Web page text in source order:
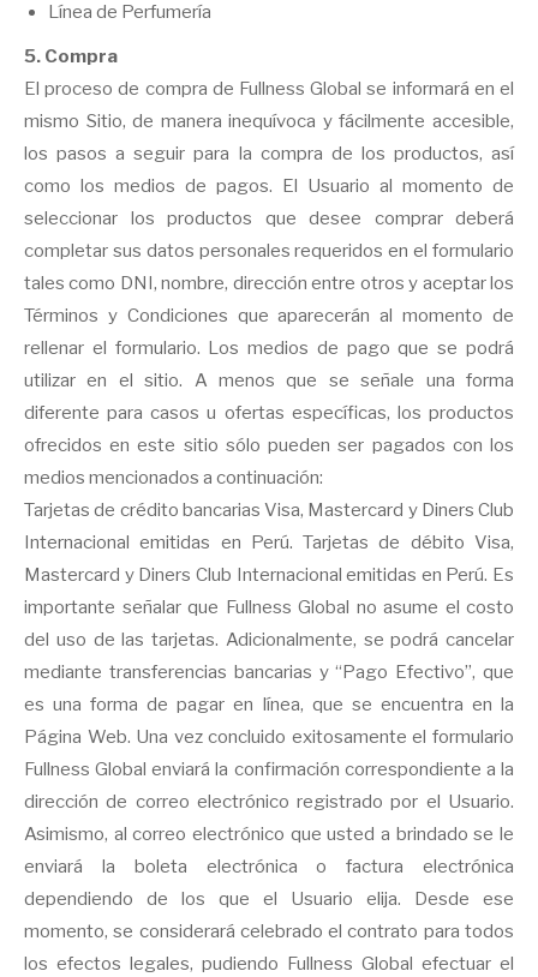
Línea de Perfumería
5. Compra
El proceso de compra de Fullness Global se informará en el
mismo Sitio, de manera inequívoca y fácilmente accesible,
los pasos a seguir para la compra de los productos, así
como los medios de pagos. El Usuario al momento de
seleccionar los productos que desee comprar deberá
completar sus datos personales requeridos en el formulario
tales como DNI, nombre, dirección entre otros y aceptar los
Términos y Condiciones que aparecerán al momento de
rellenar el formulario. Los medios de pago que se podrá
utilizar en el sitio. A menos que se señale una forma
diferente para casos u ofertas específicas, los productos
ofrecidos en este sitio sólo pueden ser pagados con los
medios mencionados a continuación:
Tarjetas de crédito bancarias Visa, Mastercard y Diners Club
Internacional emitidas en Perú. Tarjetas de débito Visa,
Mastercard y Diners Club Internacional emitidas en Perú. Es
importante señalar que Fullness Global no asume el costo
del uso de las tarjetas. Adicionalmente, se podrá cancelar
mediante transferencias bancarias y “Pago Efectivo”, que
es una forma de pagar en línea, que se encuentra en la
Página Web. Una vez concluido exitosamente el formulario
Fullness Global enviará la confirmación correspondiente a la
dirección de correo electrónico registrado por el Usuario.
Asimismo, al correo electrónico que usted a brindado se le
enviará la boleta electrónica o factura electrónica
dependiendo de los que el Usuario elija. Desde ese
momento, se considerará celebrado el contrato para todos
los efectos legales, pudiendo Fullness Global efectuar el